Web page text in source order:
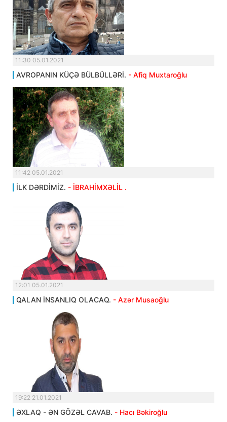
11:30 05.01.2021
AVROPANIN KÜÇƏ BÜLBÜLLƏRİ. - Afiq Muxtaroğlu
11:42 05.01.2021
İLK DƏRDİMİZ. - İBRAHİMXƏLİL .
12:01 05.01.2021
QALAN İNSANLIQ OLACAQ. - Azər Musaoğlu
19:22 21.01.2021
ƏXLAQ - ƏN GÖZƏL CAVAB. - Hacı Bəkiroğlu